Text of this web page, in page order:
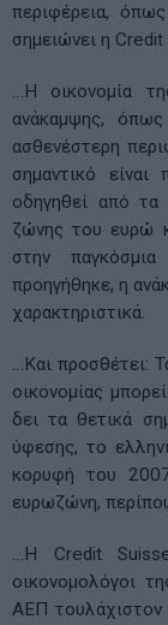
περιφέρεια,
σημειώνει η
…Η οικονομία
ανάκαμψης,
ασθενέστερη
σημαντικό
οδηγηθεί από
ζώνης του ευρώ
στην
προηγήθηκε, η
χαρακτηριστικά.
…Και προσθέτει:
οικονομίας
δει τα θετικά
ύφεσης, το
κορυφή του
ευρωζώνη,
…Η Credit
οικονομολόγοι
ΑΕΠ τουλάχιστον